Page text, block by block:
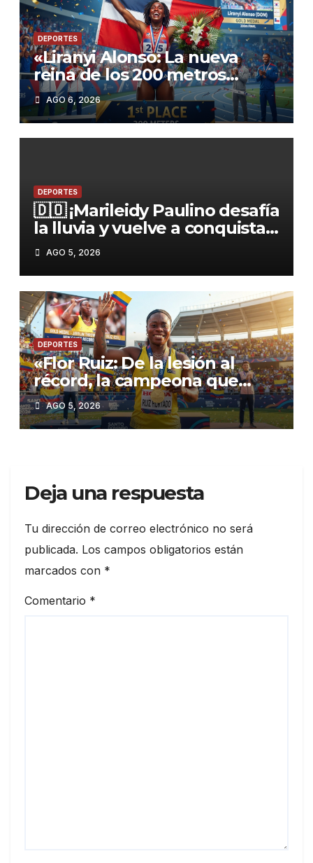
DEPORTES
«Liranyi Alonso: La nueva
reina de los 200 metros
planos y el orgullo de
República Dominicana»
AGO 6, 2026
DEPORTES
🇩🇴 ¡Marileidy Paulino desafía
la lluvia y vuelve a conquistar
el oro!
AGO 5, 2026
DEPORTES
«Flor Ruiz: De la lesión al
récord, la campeona que
inspiró a Colombia en Santo
Domingo 2026»
AGO 5, 2026
Deja una respuesta
Tu dirección de correo electrónico no será
publicada. Los campos obligatorios están
marcados con *
Comentario *